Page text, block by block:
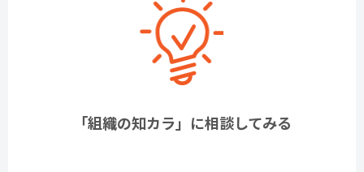
「組織の知カラ」に相談してみる